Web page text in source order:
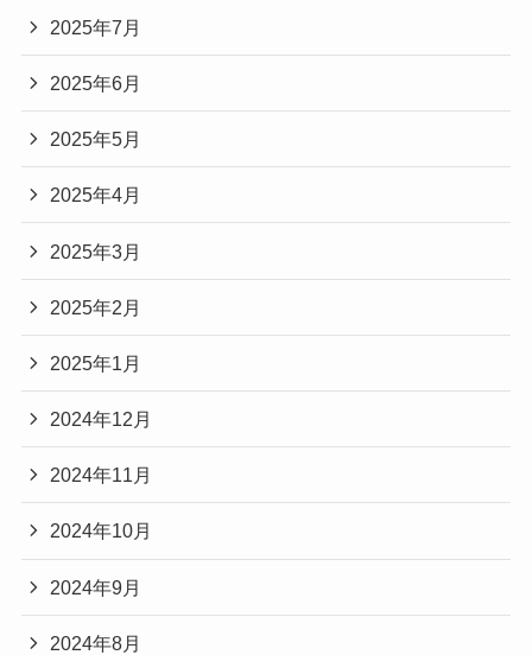
2025年7月
2025年6月
2025年5月
2025年4月
2025年3月
2025年2月
2025年1月
2024年12月
2024年11月
2024年10月
2024年9月
2024年8月